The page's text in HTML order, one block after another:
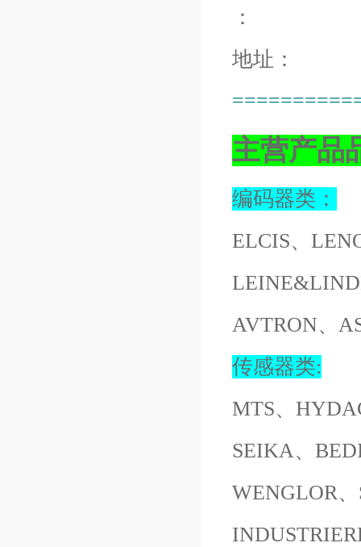
：
地址：
主营产品
编码器类：
ELCIS、
AVTRON、
传感器类:
MTS、
SEIKA、
WENGLOR